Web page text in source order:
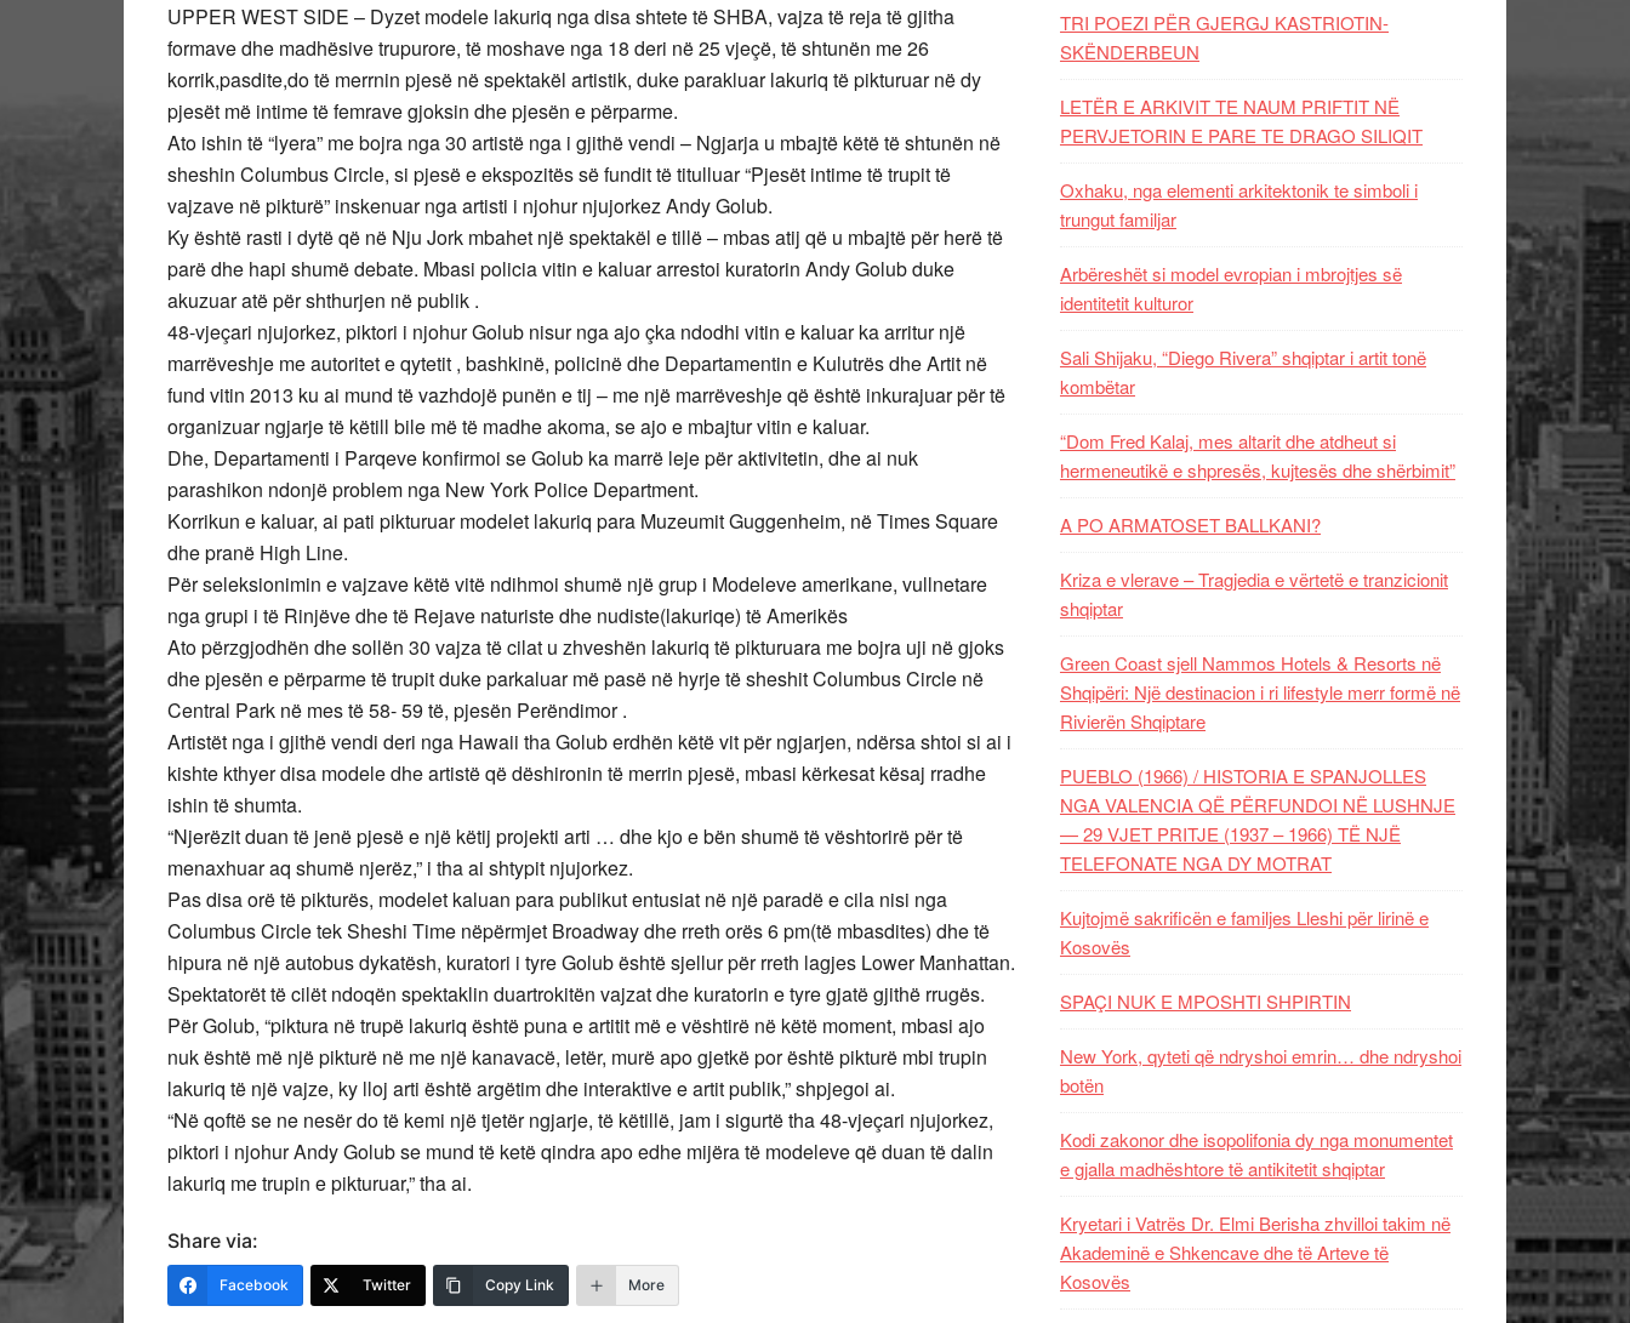
UPPER WEST SIDE – Dyzet modele lakuriq nga disa shtete të SHBA, vajza të reja të gjitha
formave dhe madhësive trupurore, të moshave nga 18 deri në 25 vjeçë, të shtunën me 26
korrik,pasdite,do të merrnin pjesë në spektakël artistik, duke parakluar lakuriq të pikturuar në dy
pjesët më intime të femrave gjoksin dhe pjesën e përparme.
Ato ishin të “lyera” me bojra nga 30 artistë nga i gjithë vendi – Ngjarja u mbajtë këtë të shtunën në
sheshin Columbus Circle, si pjesë e ekspozitës së fundit të titulluar “Pjesët intime të trupit të
vajzave në pikturë” inskenuar nga artisti i njohur njujorkez Andy Golub.
Ky është rasti i dytë që në Nju Jork mbahet një spektakël e tillë – mbas atij që u mbajtë për herë të
parë dhe hapi shumë debate. Mbasi policia vitin e kaluar arrestoi kuratorin Andy Golub duke
akuzuar atë për shthurjen në publik .
48-vjeçari njujorkez, piktori i njohur Golub nisur nga ajo çka ndodhi vitin e kaluar ka arritur një
marrëveshje me autoritet e qytetit , bashkinë, policinë dhe Departamentin e Kulutrës dhe Artit në
fund vitin 2013 ku ai mund të vazhdojë punën e tij – me një marrëveshje që është inkurajuar për të
organizuar ngjarje të këtill bile më të madhe akoma, se ajo e mbajtur vitin e kaluar.
Dhe, Departamenti i Parqeve konfirmoi se Golub ka marrë leje për aktivitetin, dhe ai nuk
parashikon ndonjë problem nga New York Police Department.
Korrikun e kaluar, ai pati pikturuar modelet lakuriq para Muzeumit Guggenheim, në Times Square
dhe pranë High Line.
Për seleksionimin e vajzave këtë vitë ndihmoi shumë një grup i Modeleve amerikane, vullnetare
nga grupi i të Rinjëve dhe të Rejave naturiste dhe nudiste(lakuriqe) të Amerikës
Ato përzgjodhën dhe sollën 30 vajza të cilat u zhveshën lakuriq të pikturuara me bojra uji në gjoks
dhe pjesën e përparme të trupit duke parkaluar më pasë në hyrje të sheshit Columbus Circle në
Central Park në mes të 58- 59 të, pjesën Perëndimor .
Artistët nga i gjithë vendi deri nga Hawaii tha Golub erdhën këtë vit për ngjarjen, ndërsa shtoi si ai i
kishte kthyer disa modele dhe artistë që dëshironin të merrin pjesë, mbasi kërkesat kësaj rradhe
ishin të shumta.
“Njerëzit duan të jenë pjesë e një këtij projekti arti … dhe kjo e bën shumë të vështorirë për të
menaxhuar aq shumë njerëz,” i tha ai shtypit njujorkez.
Pas disa orë të pikturës, modelet kaluan para publikut entusiat në një paradë e cila nisi nga
Columbus Circle tek Sheshi Time nëpërmjet Broadway dhe rreth orës 6 pm(të mbasdites) dhe të
hipura në një autobus dykatësh, kuratori i tyre Golub është sjellur për rreth lagjes Lower Manhattan.
Spektatorët të cilët ndoqën spektaklin duartrokitën vajzat dhe kuratorin e tyre gjatë gjithë rrugës.
Për Golub, “piktura në trupë lakuriq është puna e artitit më e vështirë në këtë moment, mbasi ajo
nuk është më një pikturë në me një kanavacë, letër, murë apo gjetkë por është pikturë mbi trupin
lakuriq të një vajze, ky lloj arti është argëtim dhe interaktive e artit publik,” shpjegoi ai.
“Në qoftë se ne nesër do të kemi një tjetër ngjarje, të këtillë, jam i sigurtë tha 48-vjeçari njujorkez,
piktori i njohur Andy Golub se mund të ketë qindra apo edhe mijëra të modeleve që duan të dalin
lakuriq me trupin e pikturuar,” tha ai.
Share via:
Facebook Twitter Copy Link More
TRI POEZI PËR GJERGJ KASTRIOTIN-
SKËNDERBEUN
LETËR E ARKIVIT TE NAUM PRIFTIT NË
PERVJETORIN E PARE TE DRAGO SILIQIT
Oxhaku, nga elementi arkitektonik te simboli i
trungut familjar
Arbëreshët si model evropian i mbrojtjes së
identitetit kulturor
Sali Shijaku, “Diego Rivera” shqiptar i artit tonë
kombëtar
“Dom Fred Kalaj, mes altarit dhe atdheut si
hermeneutikë e shpresës, kujtesës dhe shërbimit”
A PO ARMATOSET BALLKANI?
Kriza e vlerave – Tragjedia e vërtetë e tranzicionit
shqiptar
Green Coast sjell Nammos Hotels & Resorts në
Shqipëri: Një destinacion i ri lifestyle merr formë në
Rivierën Shqiptare
PUEBLO (1966) / HISTORIA E SPANJOLLES
NGA VALENCIA QË PËRFUNDOI NË LUSHNJE
— 29 VJET PRITJE (1937 – 1966) TË NJË
TELEFONATE NGA DY MOTRAT
Kujtojmë sakrificën e familjes Lleshi për lirinë e
Kosovës
SPAÇI NUK E MPOSHTI SHPIRTIN
New York, qyteti që ndryshoi emrin… dhe ndryshoi
botën
Kodi zakonor dhe isopolifonia dy nga monumentet
e gjalla madhështore të antikitetit shqiptar
Kryetari i Vatrës Dr. Elmi Berisha zhvilloi takim në
Akademinë e Shkencave dhe të Arteve të
Kosovës